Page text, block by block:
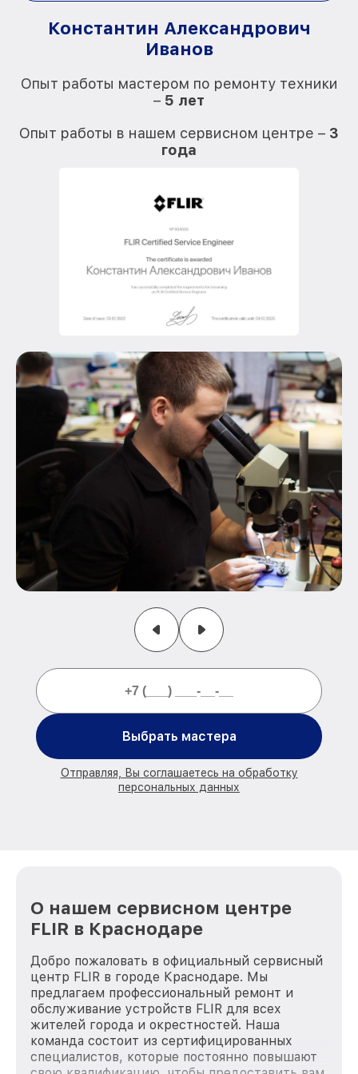
Константин Александрович
Иванов
Опыт работы мастером по ремонту техники
– 5 лет
Опыт работы в нашем сервисном центре – 3
года
Выбрать мастера
Отправляя, Вы соглашаетесь на обработку
персональных данных
О нашем сервисном центре
FLIR в Краснодаре
Добро пожаловать в официальный сервисный
центр FLIR в городе Краснодаре. Мы
предлагаем профессиональный ремонт и
обслуживание устройств FLIR для всех
жителей города и окрестностей. Наша
команда состоит из сертифицированных
специалистов, которые постоянно повышают